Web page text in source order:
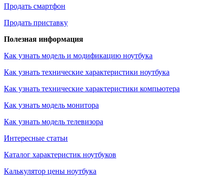
Продать смартфон
Продать приставку
Полезная информация
Как узнать модель и модификацию ноутбука
Как узнать технические характеристики ноутбука
Как узнать технические характеристики компьютера
Как узнать модель монитора
Как узнать модель телевизора
Интересные статьи
Каталог характеристик ноутбуков
Калькулятор цены ноутбука